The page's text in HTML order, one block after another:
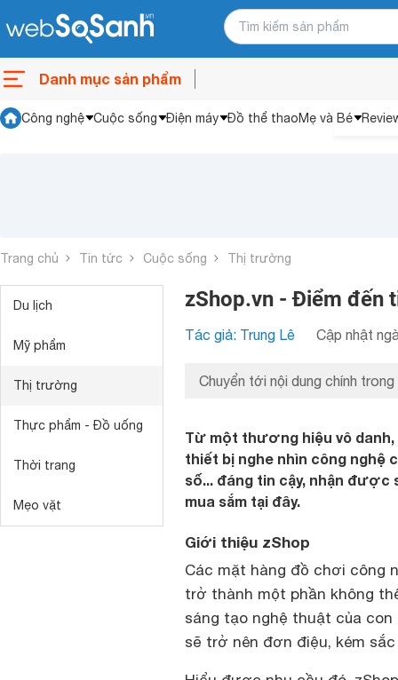
Danh mục sản phẩm
Công nghệ Cuộc sống Điện máy Đồ thể thaoMẹ và Bé
Trang chủ Tin tức Cuộc sống Thị trường
Du lịch
Mỹ phẩm
Thị trường
Thực phẩm - Đồ uống
Thời trang
Mẹo vặt
zShop.vn - Điểm đến
Tác giả: Trung Lê Cập nhật
Chuyển tới nội dung chính trong
Từ một thương hiệu vô danh,
thiết bị nghe nhìn công nghệ
số... đáng tin cậy, nhận
mua sắm tại đây.
Giới thiệu zShop
Các mặt hàng đồ chơi công
trở thành một phần không
sáng tạo nghệ thuật của
sẽ trở nên đơn điệu, kém